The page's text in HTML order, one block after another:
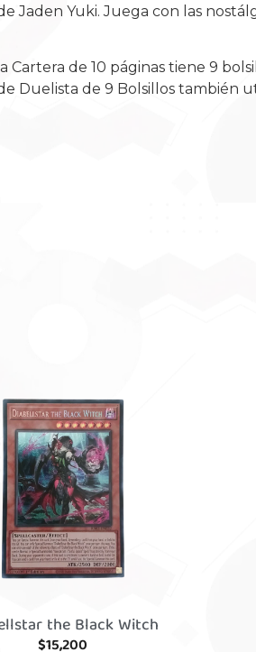
Jaden Yuki. Juega con las
Cartera de 10 páginas tiene 9
Duelista de 9 Bolsillos
the Black Witch
$15,200